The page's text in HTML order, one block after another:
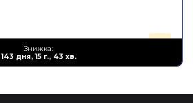
Знижка:
143 дня, 15 г., 43 хв.